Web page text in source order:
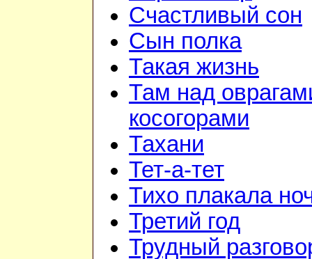
Счастливый сон
Сын полка
Такая жизнь
Там над
косогорами
Тахани
Тет-а-тет
Тихо плакала
Третий год
Трудный